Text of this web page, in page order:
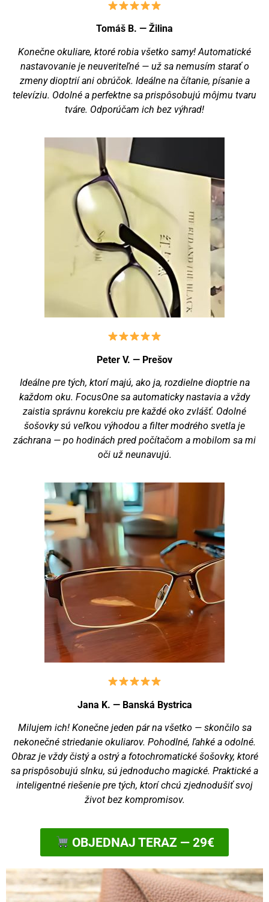
Tomáš B. — Žilina
Konečne okuliare, ktoré robia všetko samy! Automatické
nastavovanie je neuveriteľné — už sa nemusím starať o
zmeny dioptrií ani obrúčok. Ideálne na čítanie, písanie a
televíziu. Odolné a perfektne sa prispôsobujú môjmu tvaru
tváre. Odporúčam ich bez výhrad!
Peter V. — Prešov
Ideálne pre tých, ktorí majú, ako ja, rozdielne dioptrie na
každom oku. FocusOne sa automaticky nastavia a vždy
zaistia správnu korekciu pre každé oko zvlášť. Odolné
šošovky sú veľkou výhodou a filter modrého svetla je
záchrana — po hodinách pred počítačom a mobilom sa mi
oči už neunavujú.
Jana K. — Banská Bystrica
Milujem ich! Konečne jeden pár na všetko — skončilo sa
nekonečné striedanie okuliarov. Pohodlné, ľahké a odolné.
Obraz je vždy čistý a ostrý a fotochromatické šošovky, ktoré
sa prispôsobujú slnku, sú jednoducho magické. Praktické a
inteligentné riešenie pre tých, ktorí chcú zjednodušiť svoj
život bez kompromisov.
OBJEDNAJ TERAZ — 29€